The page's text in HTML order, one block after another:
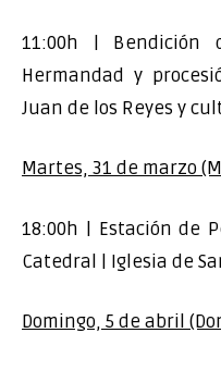
11:00h |
Hermandad y
Juan de los Reyes y
Martes, 31 de marzo
18:00h | Estación de
Catedral | Iglesia de
Domingo, 5 de abril